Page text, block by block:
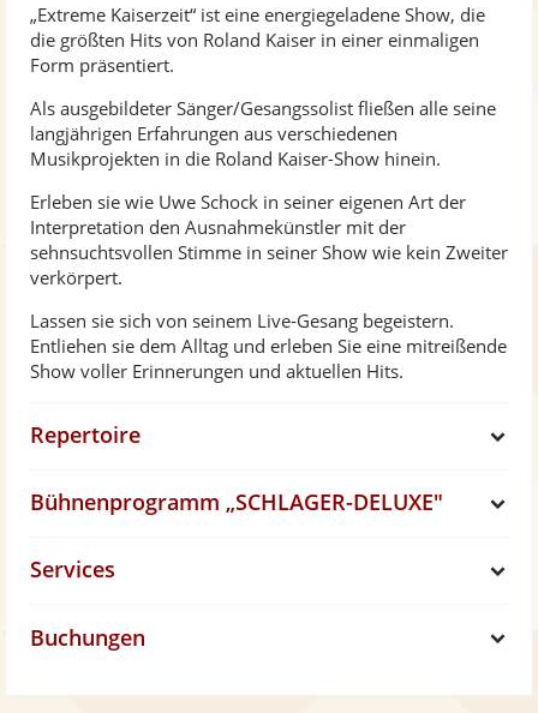
„Extreme Kaiserzeit“ ist eine energiegeladene Show, die
die größten Hits von Roland Kaiser in einer einmaligen
Form präsentiert.
Als ausgebildeter Sänger/Gesangssolist fließen alle seine
langjährigen Erfahrungen aus verschiedenen
Musikprojekten in die Roland Kaiser-Show hinein.
Erleben sie wie Uwe Schock in seiner eigenen Art der
Interpretation den Ausnahmekünstler mit der
sehnsuchtsvollen Stimme in seiner Show wie kein Zweiter
verkörpert.
Lassen sie sich von seinem Live-Gesang begeistern.
Entliehen sie dem Alltag und erleben Sie eine mitreißende
Show voller Erinnerungen und aktuellen Hits.
Repertoire
w
Bühnenprogramm „SCHLAGER-DELUXE"
o
Services
h
Buchungen